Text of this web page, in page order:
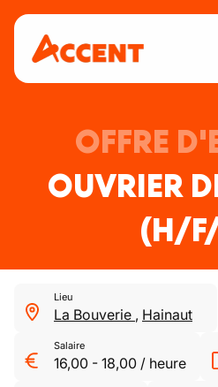
OFFRE
OUVRIER
(H/
Lieu
La Bouverie , Hainaut
Salaire
16,00 - 18,00 / heure